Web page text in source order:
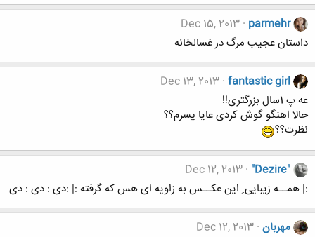
parmehr
Dec 15, 2013
داستان عجیب مرگ در غسالخانه
fantastic girl
Dec 13, 2013
عه پ 1سال بزرگتری!!
حالا اهنگو گوش کردی عایا پسرم؟؟
نظرت؟؟
"Dezire"
Dec 12, 2013
:| همــه زیبایی ِ این عکــس به زاویه ای هس که گرفته :| :دی : دی : دی
مهربان Dec 12, 2013